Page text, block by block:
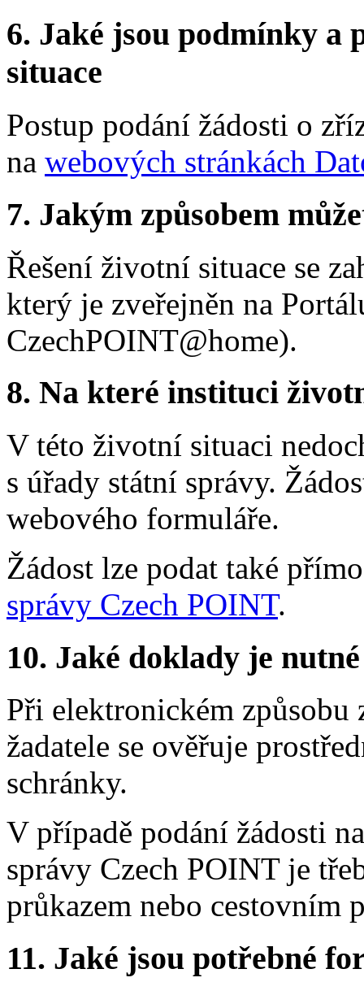
6. Jaké jsou podmínky a
situace
Postup podání žádosti o
na webových stránkách
7. Jakým způsobem
Řešení životní situace se
který je zveřejněn na
CzechPOINT@home).
8. Na které instituci
V této životní situaci
s úřady státní správy.
webového formuláře.
Žádost lze podat také
správy Czech POINT.
10. Jaké doklady je
Při elektronickém způsobu
žadatele se ověřuje
schránky.
V případě podání žádosti
správy Czech POINT je
průkazem nebo cestovním
11. Jaké jsou potřebné